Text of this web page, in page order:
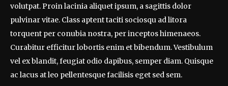
volutpat. Proin lacinia aliquet ipsum, a sagittis dolor
pulvinar vitae. Class aptent taciti sociosqu ad litora
torquent per conubia nostra, per inceptos himenaeos.
Curabitur efficitur lobortis enim et bibendum. Vestibulum
vel ex blandit, feugiat odio dapibus, semper diam. Quisque
ac lacus at leo pellentesque facilisis eget sed sem.